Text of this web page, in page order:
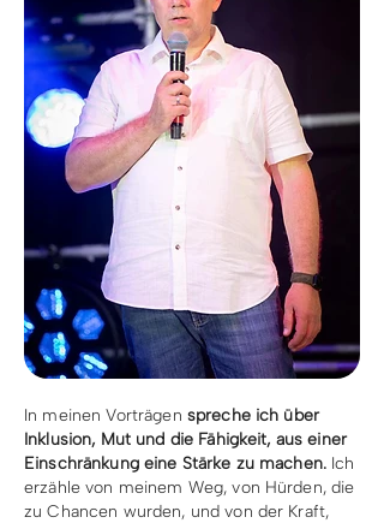
In meinen Vorträgen spreche ich über
Inklusion, Mut und die Fähigkeit, aus einer
Einschränkung eine Stärke zu machen. Ich
erzähle von meinem Weg, von Hürden, die
zu Chancen wurden, undvon der Kraft,